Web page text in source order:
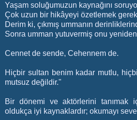
Yaşam soluğumuzun kaynağını
Çok uzun bir hikâyeyi özetlemek
Derim ki, çıkmış ummanın
Sonra umman yutuvermiş onu
Cennet de sende, Cehennem de.
Hiçbir sultan benim kadar mutlu,
mutsuz değildir."
Bir dönemi ve aktörlerini tanımak
oldukça iyi kaynaklardır; okumayı